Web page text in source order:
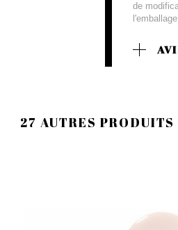
de
27 AUTRES PRODUITS